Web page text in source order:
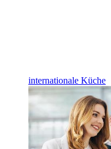
internationale Küche